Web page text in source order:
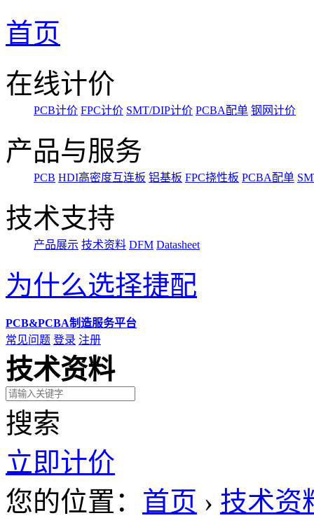
首页
在线计价
PCB计价 FPC计价 SMT/DIP计价 PCBA配单 钢网计价
产品与服务
PCB HDI高密度互连板 铝基板 FPC挠性板 PCBA配单
技术支持
产品展示 技术资料 DFM Datasheet
为什么选择捷配
PCB&PCBA制造服务平台
常见问题 登录 注册
技术资料
搜索
立即计价
您的位置： 首页 › 技术资